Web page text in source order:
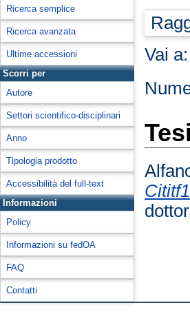
Ricerca semplice
Ricerca avanzata
Ultime accessioni
Scorri per
Autore
Settori scientifico-disciplinari
Anno
Tipologia prodotto
Accessibilità del full-text
Informazioni
Policy
Informazioni su fedOA
FAQ
Contatti
Vai